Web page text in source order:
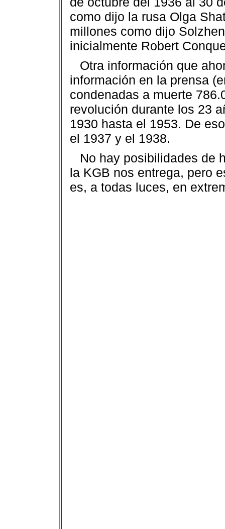
como dijo la rusa Olga
millones como dijo
inicialmente Robert
Otra información que
información en la prensa
condenadas a muerte
revolución durante los 23
1930 hasta el 1953. De
el 1937 y el 1938.
No hay posibilidades de
la KGB nos entrega, pero
es, a todas luces, en